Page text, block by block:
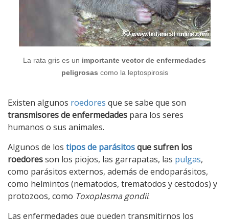
La rata gris es un importante vector de enfermedades
peligrosas como la leptospirosis
Existen algunos roedores que se sabe que son
transmisores de enfermedades para los seres
humanos o sus animales.
Algunos de los tipos de parásitosque sufren los
roedoresson los piojos, las garrapatas, las pulgas,
como parásitos externos, además de endoparásitos,
como helmintos (nematodos, trematodos y cestodos) y
protozoos, como Toxoplasma gondii.
Las enfermedades que pueden transmitirnos los